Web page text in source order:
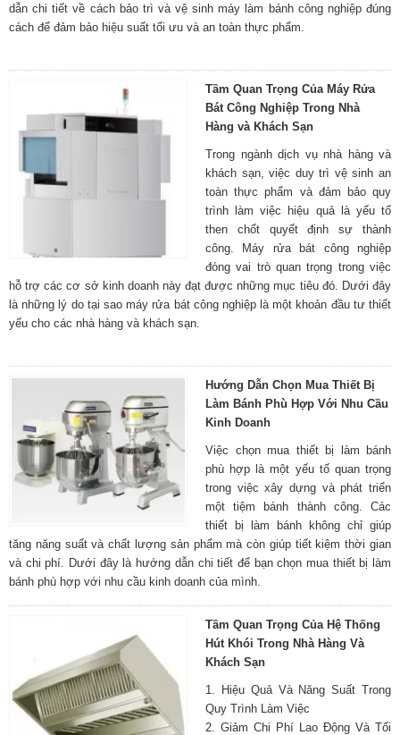
dẫn chi tiết về cách bảo trì và vệ sinh máy làm bánh công nghiệp đúng
cách để đảm bảo hiệu suất tối ưu và an toàn thực phẩm.
Tầm Quan Trọng Của Máy Rửa
Bát Công Nghiệp Trong Nhà
Hàng và Khách Sạn
Trong ngành dịch vụ nhà hàng và
khách sạn, việc duy trì vệ sinh an
toàn thực phẩm và đảm bảo quy
trình làm việc hiệu quả là yếu tố
then chốt quyết định sự thành
công. Máy rửa bát công nghiệp
đóng vai trò quan trọng trong việc
hỗ trợ các cơ sở kinh doanh này đạt được những mục tiêu đó. Dưới đây
là những lý do tại sao máy rửa bát công nghiệp là một khoản đầu tư thiết
yếu cho các nhà hàng và khách sạn.
Hướng Dẫn Chọn Mua Thiết Bị
Làm Bánh Phù Hợp Với Nhu Cầu
Kinh Doanh
Việc chọn mua thiết bị làm bánh
phù hợp là một yếu tố quan trọng
trong việc xây dựng và phát triển
một tiệm bánh thành công. Các
thiết bị làm bánh không chỉ giúp
tăng năng suất và chất lượng sản phẩm mà còn giúp tiết kiệm thời gian
và chi phí. Dưới đây là hướng dẫn chi tiết để bạn chọn mua thiết bị làm
bánh phù hợp với nhu cầu kinh doanh của mình.
Tầm Quan Trọng Của Hệ Thống
Hút Khói Trong Nhà Hàng Và
Khách Sạn
1. Hiệu Quả Và Năng Suất Trong
Quy Trình Làm Việc
2. Giảm Chi Phí Lao Động Và Tối